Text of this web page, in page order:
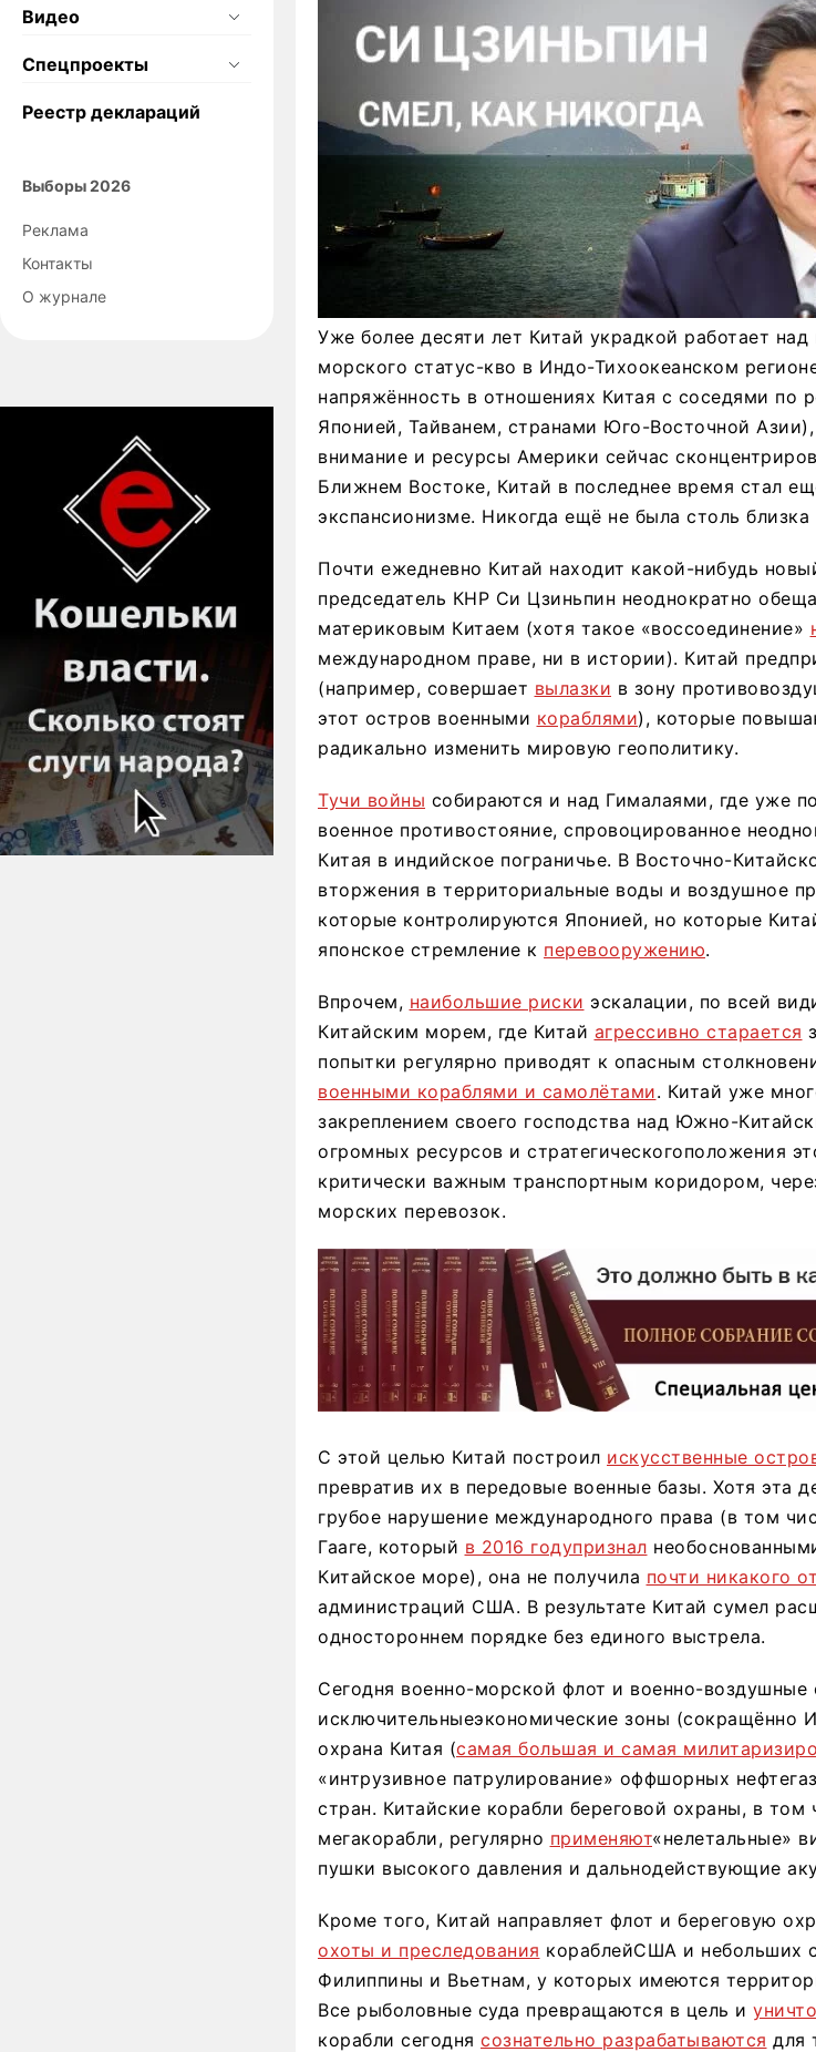
Видео
Спецпроекты
Реестр деклараций
Выборы 2026
Реклама
Контакты
О журнале
Уже более десяти лет Китай украдкой работает
морского статус-кво в Индо-Тихоокеанском
напряжённость в отношениях Китая с соседями по
Японией, Тайванем, странами Юго-Восточной
внимание и ресурсы Америки сейчас
Ближнем Востоке, Китай в последнее время стал
экспансионизме. Никогда ещё не была столь близка
Почти ежедневно Китай находит какой-нибудь
председатель КНР Си Цзиньпин неоднократно
материковым Китаем (хотя такое «воссоединение»
международном праве, ни в истории). Китай
(например, совершает вылазки в зону
этот остров военными кораблями), которые
радикально изменить мировую геополитику.
Тучи войны собираются и над Гималаями, где уже
военное противостояние, спровоцированное
Китая в индийское пограничье. В Восточно-
вторжения в территориальные воды и воздушное
которые контролируются Японией, но которые
японское стремление к перевооружению.
Впрочем, наибольшие риски эскалации, по всей
Китайским морем, где Китай агрессивно старается
попытки регулярно приводят к опасным
военными кораблями и самолётами. Китай уже
закреплением своего господства над Южно-
огромных ресурсов и стратегическогоположения
критически важным транспортным коридором,
морских перевозок.
С этой целью Китай построил искусственные
превратив их в передовые военные базы. Хотя эта
грубое нарушение международного права (в том
Гааге, который в 2016 годупризнал
Китайское море), она не получила почти никакого
администраций США. В результате Китай сумел
одностороннем порядке без единого выстрела.
Сегодня военно-морской флот и военно-воздушные
исключительныеэкономические зоны (сокращённо
охрана Китая (самая большая и самая
«интрузивное патрулирование» оффшорных
стран. Китайские корабли береговой охраны, в том
мегакорабли, регулярно применяют«нелетальные»
пушки высокого давления и дальнодействующие
Кроме того, Китай направляет флот и береговую
охоты и преследования кораблейСША и небольших
Филиппины и Вьетнам, у которых имеются
Все рыболовные суда превращаются в цель и
корабли сегодня сознательно разрабатываются для